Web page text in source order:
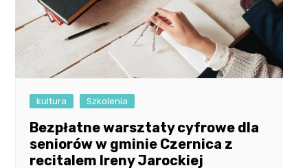
kultura Szkolenia
Bezpłatne warsztaty cyfrowe dla
seniorów w gminie Czernica z
recitalem Ireny Jarockiej